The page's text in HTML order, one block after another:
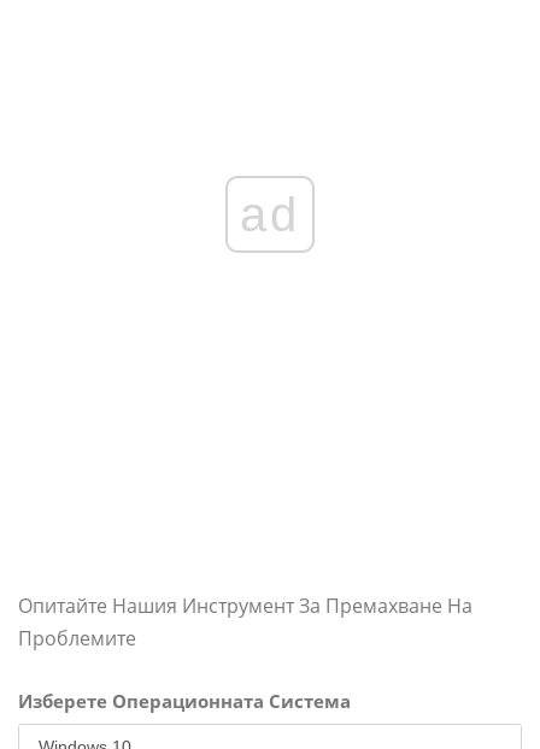
ad
Опитайте Нашия Инструмент За Премахване На
Проблемите
Изберете Операционната Система